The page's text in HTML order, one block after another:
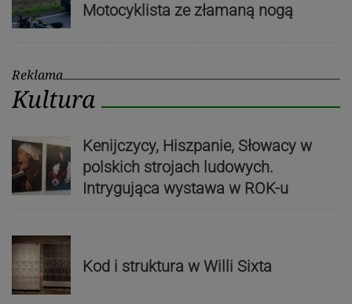
Motocyklista ze złamaną nogą
Reklama
Kultura
Kenijczycy, Hiszpanie, Słowacy w
polskich strojach ludowych.
Intrygująca wystawa w ROK-u
Kod i struktura w Willi Sixta